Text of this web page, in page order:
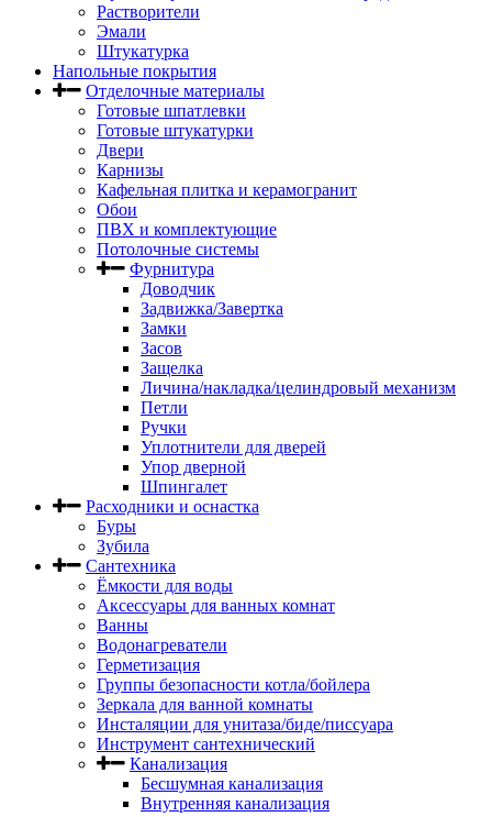
Растворители
Эмали
Штукатурка
Напольные покрытия
Отделочные материалы
Готовые шпатлевки
Готовые штукатурки
Двери
Карнизы
Кафельная плитка и керамогранит
Обои
ПВХ и комплектующие
Потолочные системы
Фурнитура
Доводчик
Задвижка/Завертка
Замки
Засов
Защелка
Личина/накладка/целиндровый механизм
Петли
Ручки
Уплотнители для дверей
Упор дверной
Шпингалет
Расходники и оснастка
Буры
Зубила
Сантехника
Ёмкости для воды
Аксессуары для ванных комнат
Ванны
Водонагреватели
Герметизация
Группы безопасности котла/бойлера
Зеркала для ванной комнаты
Инсталяции для унитаза/биде/писсуара
Инструмент сантехнический
Канализация
Бесшумная канализация
Внутренняя канализация